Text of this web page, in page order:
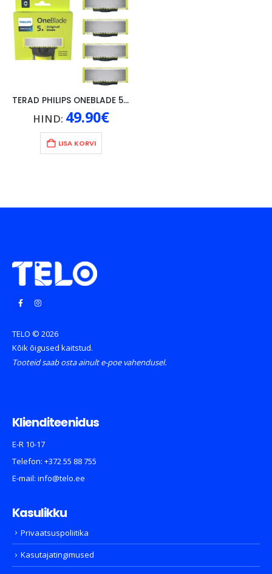
TERAD PHILIPS ONEBLADE 5TK
HIND: 49.90€
LISA KORVI
TELO © 2026
Kõik õigused kaitstud.
Tooteid saab osta ainult e-poe vahendusel.
Klienditeenidus
E-R 10-17
Telefon: +372 55 88 755
E-mail: info@telo.ee
Kasulikku
Privaatsuspoliitika
Kasutajatingimused